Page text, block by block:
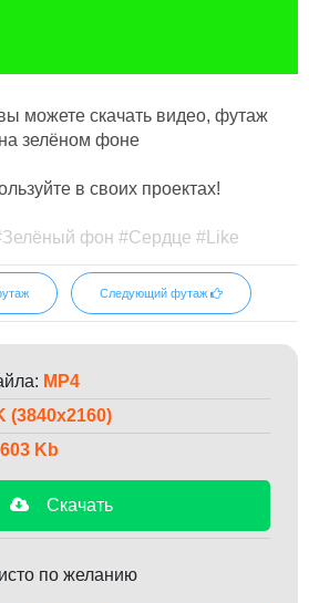
можете скачать видео, футаж
зелёном фоне
в своих проектах!
фон #Сердце #Like
Следующий футаж
MP4
(3840x2160)
603 Kb
Скачать
по желанию